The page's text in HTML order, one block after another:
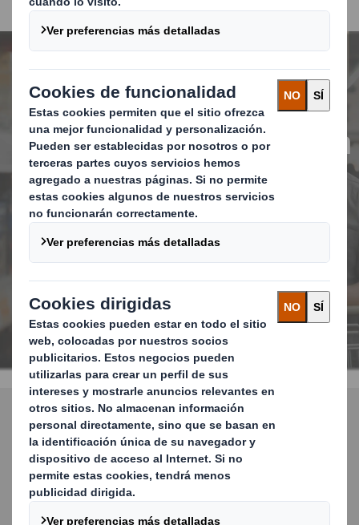
El embalaje que destaca
en el Punto de Venta
Sustitución del plástico
Descubre nuestras soluciones